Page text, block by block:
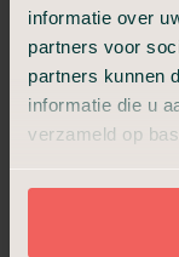
informatie over
partners voor
partners kunnen
informatie die u
verzameld op
armoedig zou zijn
Overledene werd
doek en afscheid
4 sterren:
Bij ons was alles